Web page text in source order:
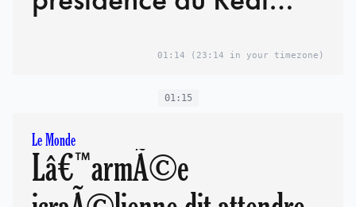
01:14 (23:14 in your timezone)
01:15
Le Monde
Lâ€™armÃ©e